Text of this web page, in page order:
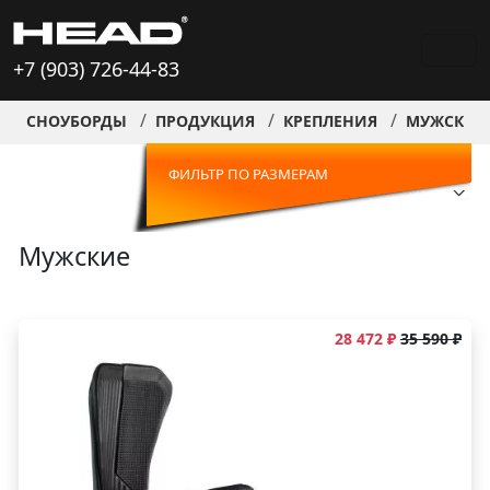
+7 (903) 726-44-83
СНОУБОРДЫ ПРОДУКЦИЯ КРЕПЛЕНИЯ МУЖСКИЕ
ФИЛЬТР ПО РАЗМЕРАМ
Мужские
28 472 ₽ 35 590 ₽